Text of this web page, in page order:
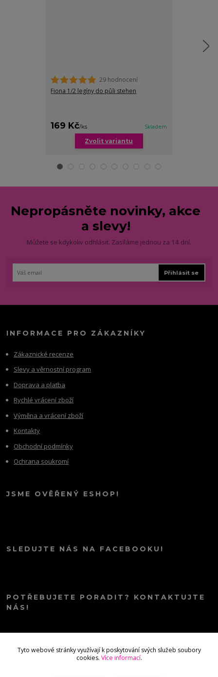
29 hodnocení
Fiona 1/2 legíny do půli stehen
169 Kč/ks Skladem
Zvolit variantu
Nepropásněte novinky, akce
a slevy!
Můžete se kdykoliv odhlásit. Zasíláme jednou za 14 dní.
Přihlásit se
INFORMACE PRO ZÁKAZNÍKY
Zákaznické recenze
Slevy a věrnostní program
Doprava a platba
Rychlé vrácení zboží
Výměna a vrácení zboží
Kontakty
Obchodní podmínky
Ochrana soukromí
JSME OVĚŘENÝ ESHOP!
SLEDUJTE NÁS NA FACEBOOKU!
POTŘEBUJETE PORADIT? KONTAKTUJTE
NÁS!
Tyto webové stránky využívají k poskytování svých služeb soubory
cookies. Více informací.